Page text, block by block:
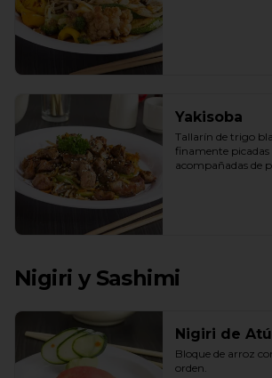
Yakisoba
Tallarín de trigo
finamente
acompañadas de
Nigiri y Sashimi
Nigiri de
Bloque de arroz
orden.